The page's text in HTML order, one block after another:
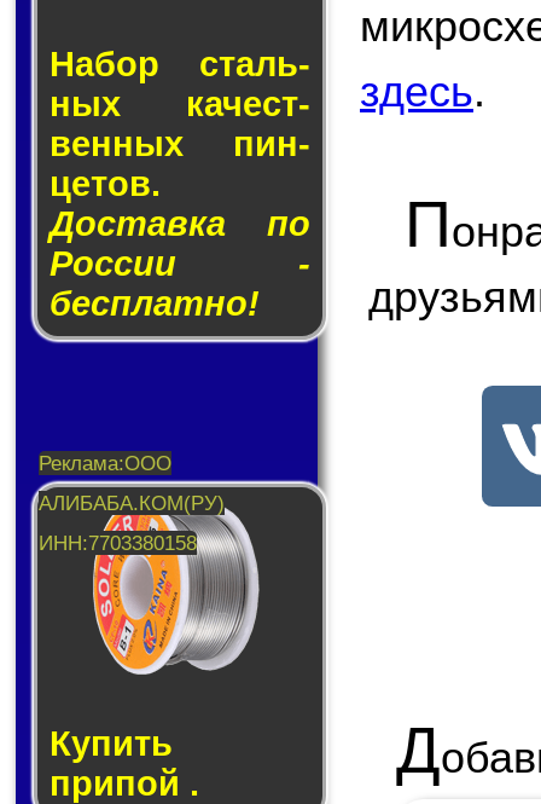
Набор сталь­
ных ка­чест­
вен­ных пин­
це­тов.
Доставка по
России -
бесплатно!
Купить
припой .
здесь.
П
Д